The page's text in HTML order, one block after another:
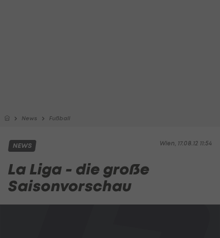
News Fußball
Wien, 17.08.12 11:54
NEWS
La Liga - die große
Saisonvorschau